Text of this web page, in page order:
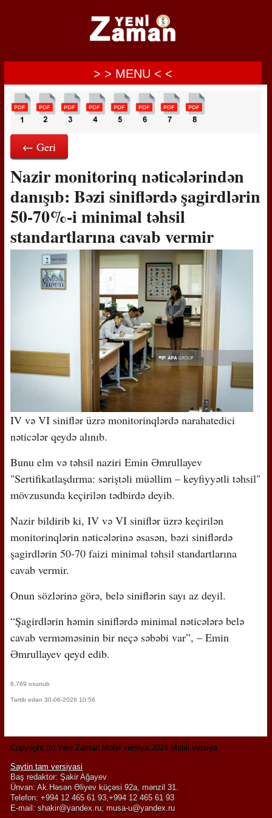
> > MENU < <
← Geri
Nazir monitorinq nəticələrindən
danışıb: Bəzi siniflərdə şagirdlərin
50-70%-i minimal təhsil
standartlarına cavab vermir
IV və VI siniflər üzrə monitorinqlərdə narahatedici
nəticələr qeydə alınıb.
Bunu elm və təhsil naziri Emin Əmrullayev
"Sertifikatlaşdırma: səriştəli müəllim – keyfiyyətli təhsil"
mövzusunda keçirilən tədbirdə deyib.
Nazir bildirib ki, IV və VI siniflər üzrə keçirilən
monitorinqlərin nəticələrinə əsasən, bəzi siniflərdə
şagirdlərin 50-70 faizi minimal təhsil standartlarına
cavab vermir.
Onun sözlərinə görə, belə siniflərin sayı az deyil.
“Şagirdlərin həmin siniflərdə minimal nəticələrə belə
cavab verməməsinin bir neçə səbəbi var”, – Emin
Əmrullayev qeyd edib.
6,769 oxunub
Tərtib edən 30-06-2026 10:56
Copyright (c) Yeni Zaman Mobil versiya 2024 Mobil versiya
Saytin tam versiyasi
Baş redaktor: Şakir Ağayev
Ünvan: Ak.Həsən Əliyev küçəsi 92a, mənzil 31.
Telefon: +994 12 465 61 93,+994 12 465 61 93
E-mail: shakir@yandex.ru; musa-u@yandex.ru